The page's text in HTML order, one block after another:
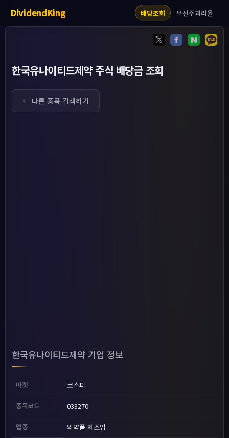
DividendKing 배당조회 우선주괴리율
한국유나이티드제약 주식 배당금 조회
← 다른 종목 검색하기
한국유나이티드제약 기업 정보
마켓 코스피
종목코드 033270
업종 의약품 제조업